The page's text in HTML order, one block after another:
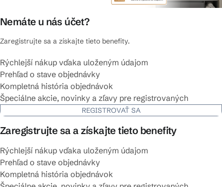
Nemáte u nás účet?
Zaregistrujte sa a získajte tieto benefity.
Rýchlejší nákup vďaka uloženým údajom
Prehľad o stave objednávky
Kompletná história objednávok
Špeciálne akcie, novinky a zľavy pre registrovaných
REGISTROVAŤ SA
Zaregistrujte sa a získajte tieto benefity
Rýchlejší nákup vďaka uloženým údajom
Prehľad o stave objednávky
Kompletná história objednávok